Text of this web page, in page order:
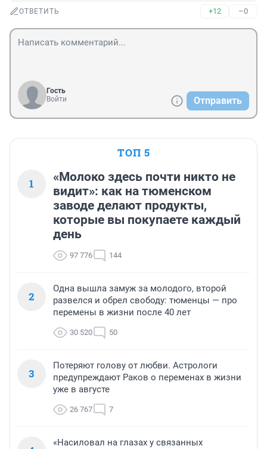
ОТВЕТИТЬ +12 –0
Гость
Войти
Отправить
ТОП 5
1
«Молоко здесь почти никто не
видит»: как на тюменском
заводе делают продукты,
которые вы покупаете каждый
день
97 776 144
2
Одна вышла замуж за молодого, второй
развелся и обрел свободу: тюменцы — про
перемены в жизни после 40 лет
30 520 50
3
Потеряют голову от любви. Астрологи
предупреждают Раков о переменах в жизни
уже в августе
26 767 7
«Насиловал на глазах у связанных